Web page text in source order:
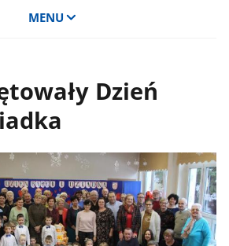
MENU
Dzień